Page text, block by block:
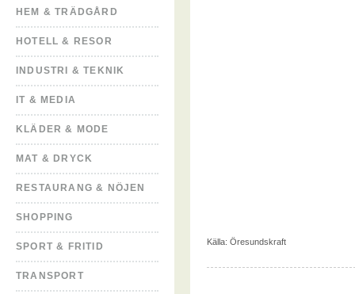
HEM & TRÄDGÅRD
HOTELL & RESOR
INDUSTRI & TEKNIK
IT & MEDIA
KLÄDER & MODE
MAT & DRYCK
RESTAURANG & NÖJEN
SHOPPING
SPORT & FRITID
TRANSPORT
Källa: Öresundskraft